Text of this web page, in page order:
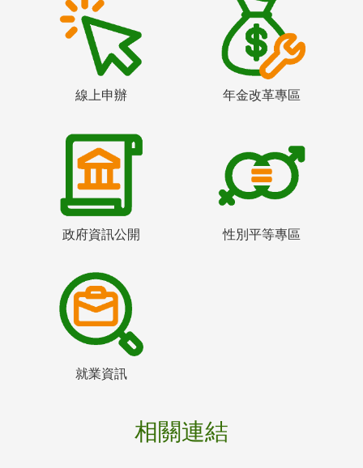
線上申辦 年金改革專區
政府資訊公開 性別平等專區
就業資訊
相關連結